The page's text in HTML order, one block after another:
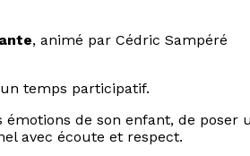
, animé par Cédric Sampéré
temps participatif.
de son enfant, de poser
avec écoute et respect.